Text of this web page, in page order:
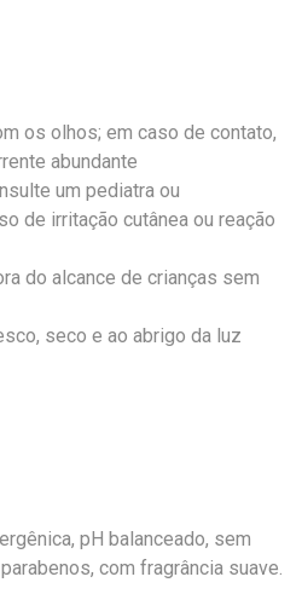
os olhos; em caso de contato,
abundante
um pediatra ou
de irritação cutânea ou reação
do alcance de crianças sem
seco e ao abrigo da luz
pH balanceado, sem
com fragrância suave.